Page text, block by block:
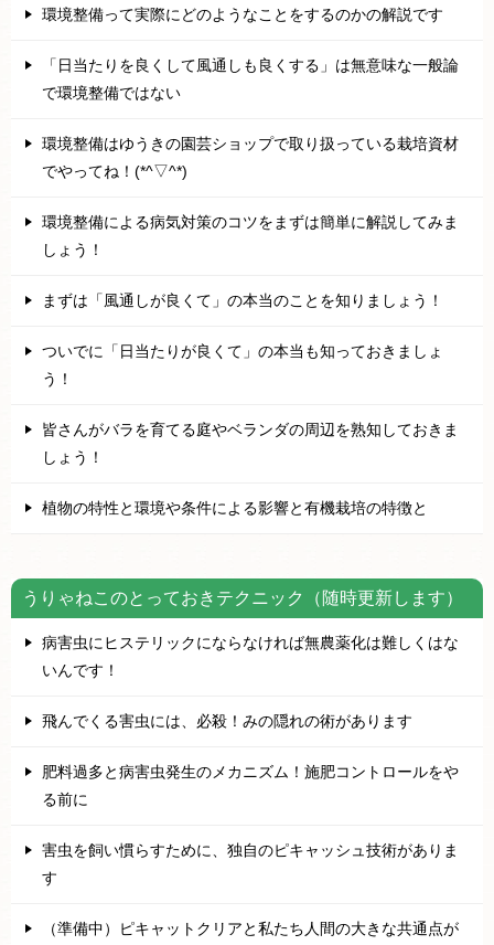
環境整備って実際にどのようなことをするのかの解説です
「日当たりを良くして風通しも良くする」は無意味な一般論
で環境整備ではない
環境整備はゆうきの園芸ショップで取り扱っている栽培資材
でやってね！(*^▽^*)
環境整備による病気対策のコツをまずは簡単に解説してみま
しょう！
まずは「風通しが良くて」の本当のことを知りましょう！
ついでに「日当たりが良くて」の本当も知っておきましょ
う！
皆さんがバラを育てる庭やベランダの周辺を熟知しておきま
しょう！
植物の特性と環境や条件による影響と有機栽培の特徴と
うりゃねこのとっておきテクニック（随時更新します）
病害虫にヒステリックにならなければ無農薬化は難しくはな
いんです！
飛んでくる害虫には、必殺！みの隠れの術があります
肥料過多と病害虫発生のメカニズム！施肥コントロールをや
る前に
害虫を飼い慣らすために、独自のピキャッシュ技術がありま
す
（準備中）ピキャットクリアと私たち人間の大きな共通点が